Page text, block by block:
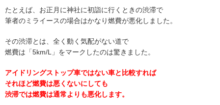
たとえば、お正月に神社に初詣に行くときの渋滞で
筆者のミライースの場合はかなり燃費が悪化しました。
その渋滞とは、全く動く気配がない道で
燃費は「5km/L」をマークしたのは驚きました。
アイドリングストップ車ではない車と比較すれば
それほど燃費は悪くないにしても
渋滞では燃費は通常よりも悪化します。